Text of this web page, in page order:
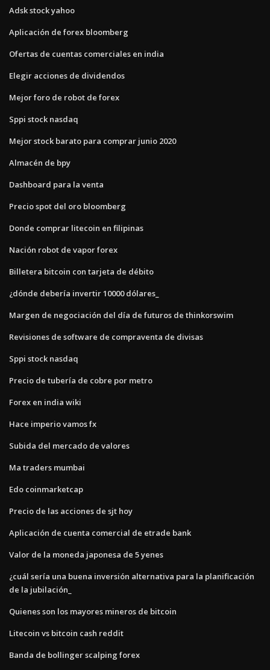
Adsk stock yahoo
Aplicación de forex bloomberg
Ofertas de cuentas comerciales en india
Elegir acciones de dividendos
Mejor foro de robot de forex
Sppi stock nasdaq
Mejor stock barato para comprar junio 2020
Almacén de bpy
Dashboard para la venta
Precio spot del oro bloomberg
Donde comprar litecoin en filipinas
Nación robot de vapor forex
Billetera bitcoin con tarjeta de débito
¿dónde debería invertir 10000 dólares_
Margen de negociación del día de futuros de thinkorswim
Revisiones de software de compraventa de divisas
Sppi stock nasdaq
Precio de tubería de cobre por metro
Forex en india wiki
Hace imperio vamos fx
Subida del mercado de valores
Ma traders mumbai
Edo coinmarketcap
Precio de las acciones de sjt hoy
Aplicación de cuenta comercial de etrade bank
Valor de la moneda japonesa de 5 yenes
¿cuál sería una buena inversión alternativa para la planificación
de la jubilación_
Quienes son los mayores mineros de bitcoin
Litecoin vs bitcoin cash reddit
Banda de bollinger scalping forex